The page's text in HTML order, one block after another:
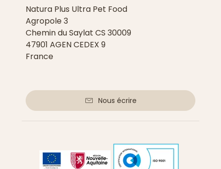
Natura Plus Ultra Pet Food
Agropole 3
Chemin du Saylat CS 30009
47901 AGEN CEDEX 9
France
Nous écrire